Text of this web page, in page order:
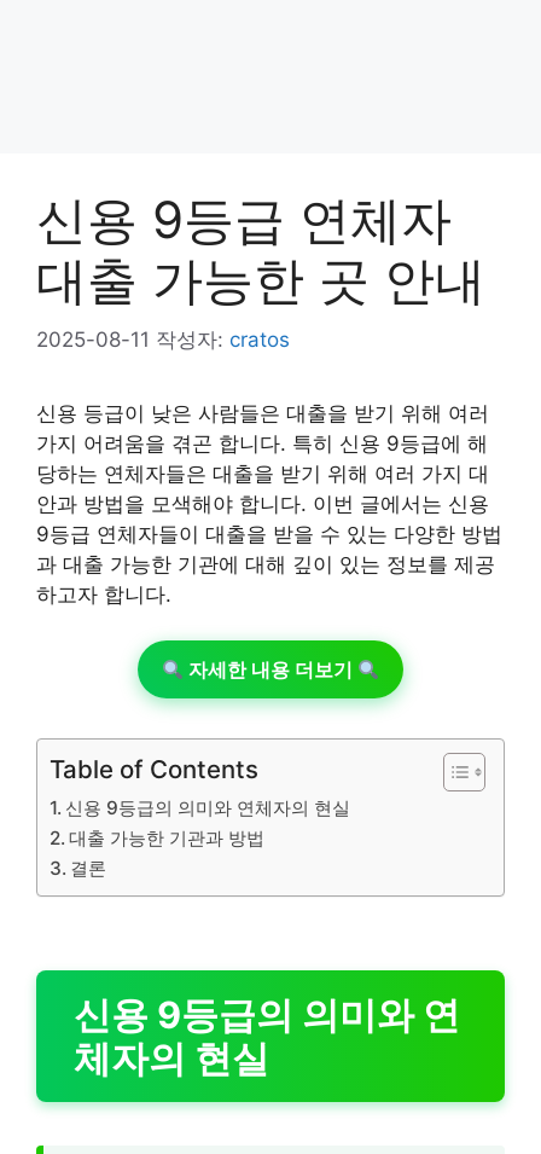
신용 9등급 연체자
대출 가능한 곳 안내
2025-08-11 작성자: cratos
신용 등급이 낮은 사람들은 대출을 받기 위해 여러
가지 어려움을 겪곤 합니다. 특히 신용 9등급에 해
당하는 연체자들은 대출을 받기 위해 여러 가지 대
안과 방법을 모색해야 합니다. 이번 글에서는 신용
9등급 연체자들이 대출을 받을 수 있는 다양한 방법
과 대출 가능한 기관에 대해 깊이 있는 정보를 제공
하고자 합니다.
자세한 내용 더보기
Table of Contents
신용 9등급의 의미와 연체자의 현실
대출 가능한 기관과 방법
결론
신용 9등급의 의미와 연
체자의 현실